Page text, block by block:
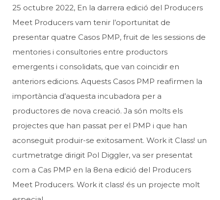
25 octubre 2022, En la darrera edició del Producers
Meet Producers vam tenir l’oportunitat de
presentar quatre Casos PMP, fruit de les sessions de
mentories i consultories entre productors
emergents i consolidats, que van coincidir en
anteriors edicions. Aquests Casos PMP reafirmen la
importància d’aquesta incubadora per a
productores de nova creació. Ja són molts els
projectes que han passat per el PMP i que han
aconseguit produir-se exitosament. Work it Class! un
curtmetratge dirigit Pol Diggler, va ser presentat
com a Cas PMP en la 8ena edició del Producers
Meet Producers. Work it class! és un projecte molt